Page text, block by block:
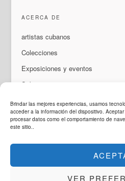
Brindar las mejores experiencias, usamos
acceder a la información del dispositivo.
procesar datos como el comportamiento de
este sitio..
VER
ACERCA DE
artistas cubanos
Colecciones
Exposiciones y eventos
Sobre nosotros
Contacto